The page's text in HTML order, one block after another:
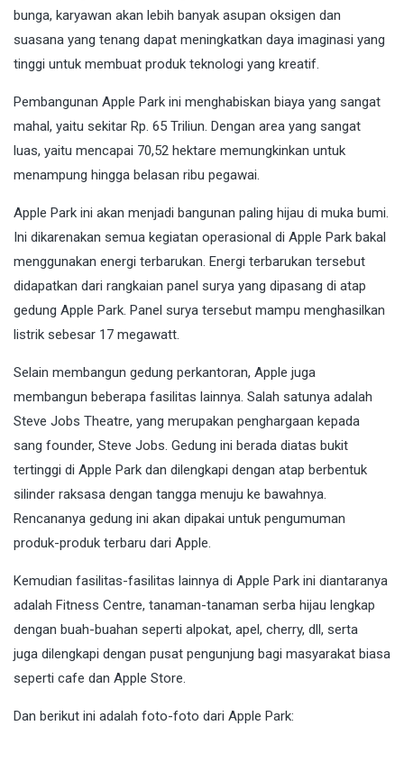
bunga, karyawan akan lebih banyak asupan oksigen dan
suasana yang tenang dapat meningkatkan daya imaginasi yang
tinggi untuk membuat produk teknologi yang kreatif.
Pembangunan Apple Park ini menghabiskan biaya yang sangat
mahal, yaitu sekitar Rp. 65 Triliun. Dengan area yang sangat
luas, yaitu mencapai 70,52 hektare memungkinkan untuk
menampung hingga belasan ribu pegawai.
Apple Park ini akan menjadi bangunan paling hijau di muka bumi.
Ini dikarenakan semua kegiatan operasional di Apple Park bakal
menggunakan energi terbarukan. Energi terbarukan tersebut
didapatkan dari rangkaian panel surya yang dipasang di atap
gedung Apple Park. Panel surya tersebut mampu menghasilkan
listrik sebesar 17 megawatt.
Selain membangun gedung perkantoran, Apple juga
membangun beberapa fasilitas lainnya. Salah satunya adalah
Steve Jobs Theatre, yang merupakan penghargaan kepada
sang founder, Steve Jobs. Gedung ini berada diatas bukit
tertinggi di Apple Park dan dilengkapi dengan atap berbentuk
silinder raksasa dengan tangga menuju ke bawahnya.
Rencananya gedung ini akan dipakai untuk pengumuman
produk-produk terbaru dari Apple.
Kemudian fasilitas-fasilitas lainnya di Apple Park ini diantaranya
adalah Fitness Centre, tanaman-tanaman serba hijau lengkap
dengan buah-buahan seperti alpokat, apel, cherry, dll, serta
juga dilengkapi dengan pusat pengunjung bagi masyarakat biasa
seperti cafe dan Apple Store.
Dan berikut ini adalah foto-foto dari Apple Park: